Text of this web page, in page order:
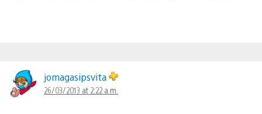
jomagasipsvita
26/03/2013 at 2:22 a.m.